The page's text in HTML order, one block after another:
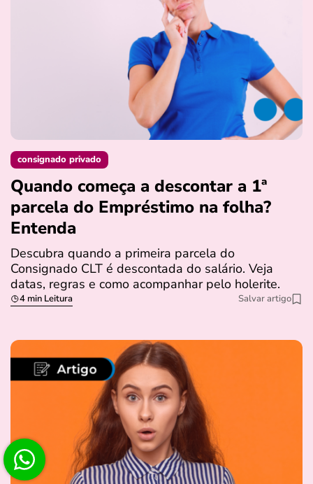
consignado privado
Quando começa a descontar a 1ª
parcela do Empréstimo na folha?
Entenda
Descubra quando a primeira parcela do
Consignado CLT é descontada do salário. Veja
datas, regras e como acompanhar pelo holerite.
4 min Leitura Salvar artigo